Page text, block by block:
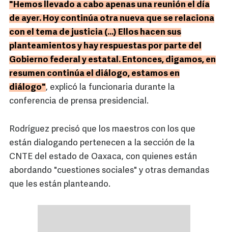
"Hemos llevado a cabo apenas una reunión el día
de ayer. Hoy continúa otra nueva que se relaciona
con el tema de justicia (...) Ellos hacen sus
planteamientos y hay respuestas por parte del
Gobierno federal y estatal. Entonces, digamos, en
resumen continúa el diálogo, estamos en
diálogo", explicó la funcionaria durante la
conferencia de prensa presidencial.
Rodríguez precisó que los maestros con los que
están dialogando pertenecen a la sección de la
CNTE del estado de Oaxaca, con quienes están
abordando "cuestiones sociales" y otras demandas
que les están planteando.